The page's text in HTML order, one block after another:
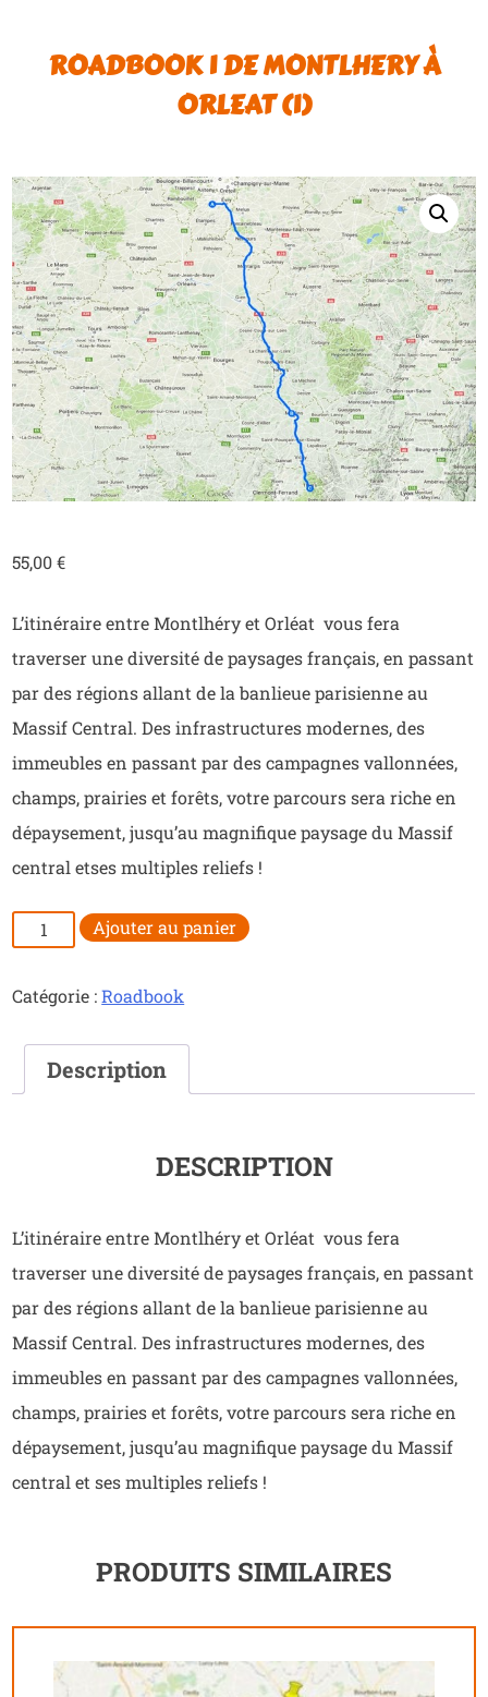
ROADBOOK 1 DE MONTLHERY À
ORLEAT (1)
55,00€
L’itinéraire entre Montlhéry et Orléat vous fera
traverser une diversité de paysages français, en passant
par des régions allant de la banlieue parisienne au
Massif Central. Des infrastructures modernes, des
immeubles en passant par des campagnes vallonnées,
champs, prairies et forêts, votre parcours sera riche en
dépaysement, jusqu’au magnifique paysage du Massif
central etses multiples reliefs !
quantité
de
1
MONTLHERY
Ajouter au panier
Catégorie :Roadbook
Description
DESCRIPTION
L’itinéraire entre Montlhéry et Orléat vous fera
traverser une diversité de paysages français, en passant
par des régions allant de la banlieue parisienne au
Massif Central. Des infrastructures modernes, des
immeubles en passant par des campagnes vallonnées,
champs, prairies et forêts, votre parcours sera riche en
dépaysement, jusqu’au magnifique paysage du Massif
central et ses multiples reliefs !
PRODUITS SIMILAIRES